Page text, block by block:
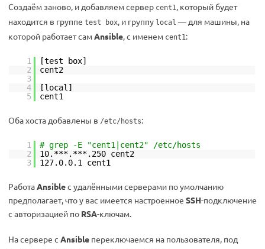
Создаём заново, и добавляем сервер cent1, который будет
находится в группе test box, и группу local — для машины, на
которой работает самAnsible, с именем cent1:
1
[test box]
2
cent2
3
4
[local]
5
cent1
Оба хоста добавлены в /etc/hosts:
1
# grep -E "cent1|cent2" /etc/hosts
2
10.***.***.250 cent2
3
127.0.0.1 cent1
РаботаAnsibleс удалёнными серверами по умолчанию
предполагает, что у вас имеется настроенное SSH-подключение
с авторизацией по RSA-ключам.
На сервере с Ansible переключаемся на пользователя, под